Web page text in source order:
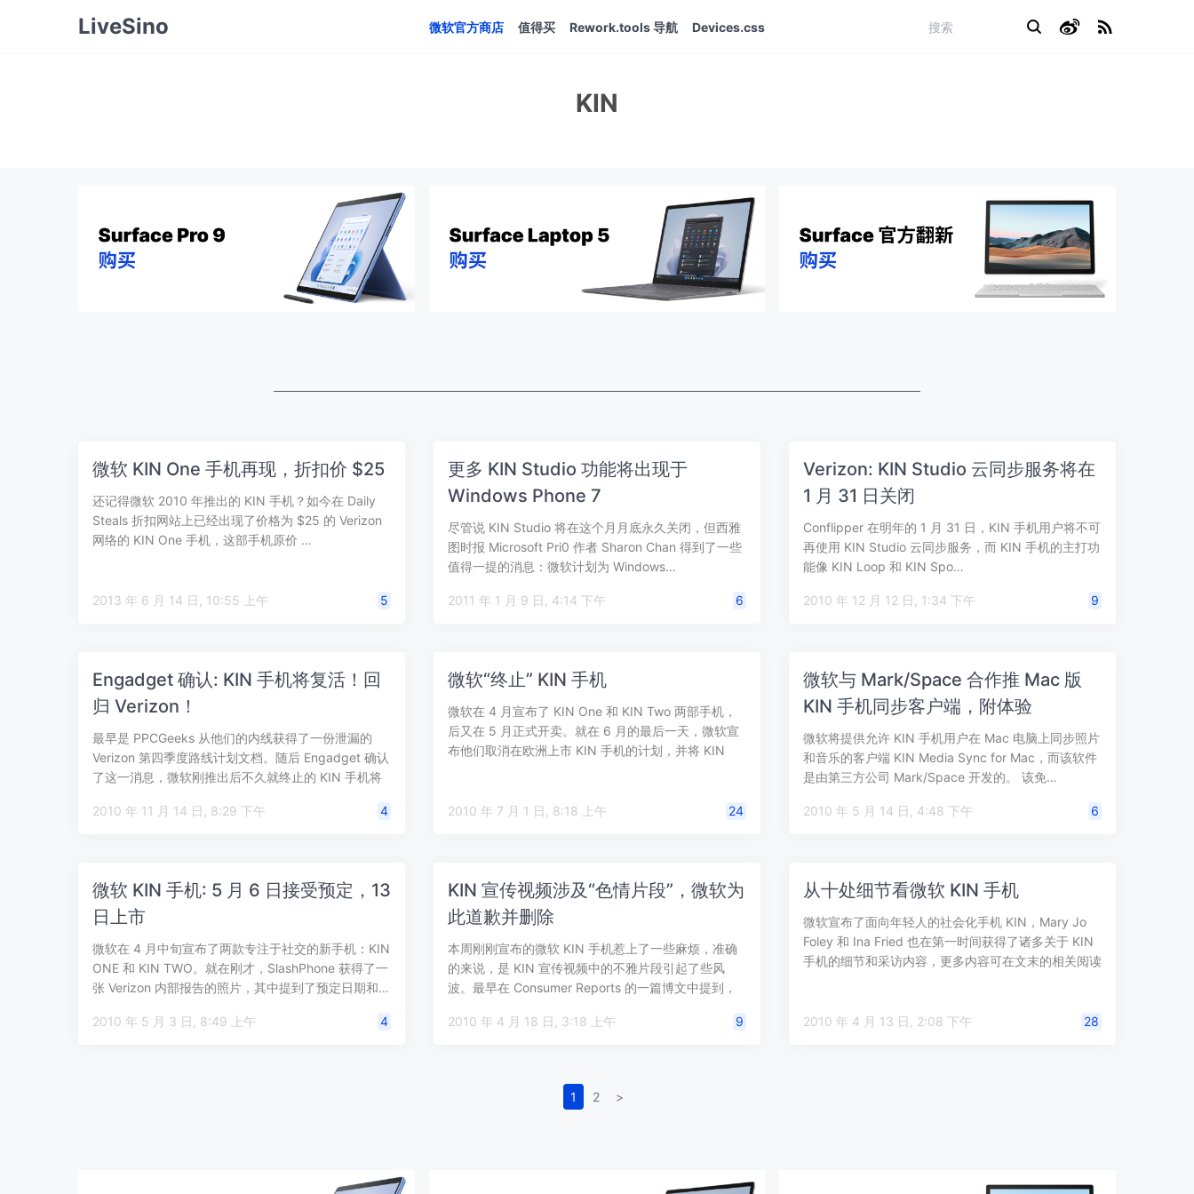
LiveSino 微软官方商店 值得买 Rework.tools 导航 Devices.css
KIN
微软 KIN One 手机再现，折扣价 $25
还记得微软 2010 年推出的 KIN 手机？如今在 Daily
Steals 折扣网站上已经出现了价格为 $25 的 Verizon
网络的 KIN One 手机，这部手机原价 …
2013 年 6 月 14 日, 10:55 上午 5
更多 KIN Studio 功能将出现于
Windows Phone 7
尽管说 KIN Studio 将在这个月月底永久关闭，但西雅
图时报 Microsoft Pri0 作者 Sharon Chan 得到了一些
值得一提的消息：微软计划为 Windows…
2011 年 1 月 9 日, 4:14 下午 6
Verizon: KIN Studio 云同步服务将在
1 月 31 日关闭
Conflipper 在明年的 1 月 31 日，KIN 手机用户将不可
再使用 KIN Studio 云同步服务，而 KIN 手机的主打功
能像 KIN Loop 和 KIN Spo…
2010 年 12 月 12 日, 1:34 下午 9
Engadget 确认: KIN 手机将复活！回
归 Verizon！
最早是 PPCGeeks 从他们的内线获得了一份泄漏的
Verizon 第四季度路线计划文档。随后 Engadget 确认
了这一消息，微软刚推出后不久就终止的 KIN 手机将
2010 年 11 月 14 日, 8:29 下午
4
微软“终止” KIN 手机
微软在 4 月宣布了 KIN One 和 KIN Two 两部手机，
后又在 5 月正式开卖。就在 6 月的最后一天，微软宣
布他们取消在欧洲上市 KIN 手机的计划，并将 KIN
2010 年 7 月 1 日, 8:18 上午 24
微软与 Mark/Space 合作推 Mac 版
KIN 手机同步客户端，附体验
微软将提供允许 KIN 手机用户在 Mac 电脑上同步照片
和音乐的客户端 KIN Media Sync for Mac，而该软件
是由第三方公司 Mark/Space 开发的。 该免…
2010 年 5 月 14 日, 4:48 下午 6
微软 KIN 手机: 5 月 6 日接受预定，13
日上市
微软在 4 月中旬宣布了两款专注于社交的新手机：KIN
ONE 和 KIN TWO。就在刚才，SlashPhone 获得了一
张 Verizon 内部报告的照片，其中提到了预定日期和…
2010 年 5 月 3 日, 8:49 上午 4
KIN 宣传视频涉及“色情片段”，微软为
此道歉并删除
本周刚刚宣布的微软 KIN 手机惹上了一些麻烦，准确
的来说，是 KIN 宣传视频中的不雅片段引起了些风
波。最早在 Consumer Reports 的一篇博文中提到，
2010 年 4 月 18 日, 3:18 上午
9
从十处细节看微软 KIN 手机
微软宣布了面向年轻人的社会化手机 KIN，Mary Jo
Foley 和 Ina Fried 也在第一时间获得了诸多关于 KIN
手机的细节和采访内容，更多内容可在文末的相关阅读
2010 年 4 月 13 日, 2:08 下午 28
1 2 >